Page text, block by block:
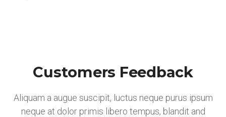
Customers Feedback
Aliquam a augue suscipit, luctus neque purus ipsum
neque at dolor primis libero tempus, blandit and